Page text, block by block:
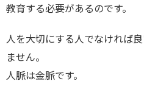
教育する必要があるのです。
人を大切にする人でなければ
ません。
人脈は金脈です。